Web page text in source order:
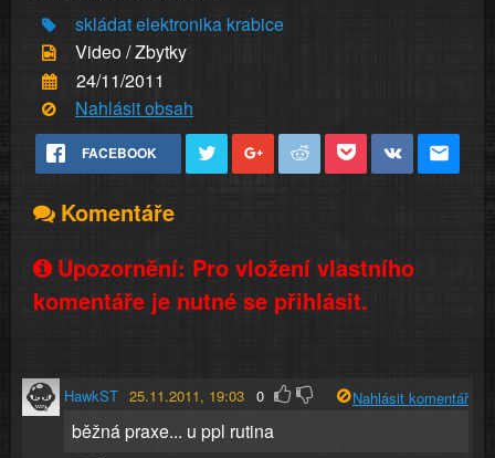
skládatelektronika krabice
Video / Zbytky
24/11/2011
Nahlásit obsah
FACEBOOK
Komentáře
Upozornění: Pro vložení vlastního
komentáře je nutné se přihlásit.
HawkST 25.11.2011, 19:03 0 Nahlásit komentář
běžná praxe... u ppl rutina